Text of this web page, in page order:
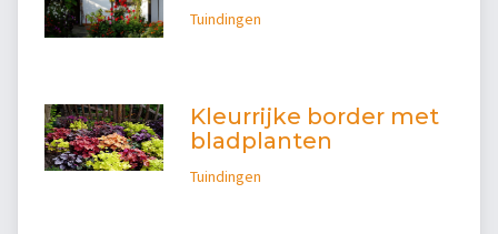
Tuindingen
Kleurrijke border met
bladplanten
Tuindingen